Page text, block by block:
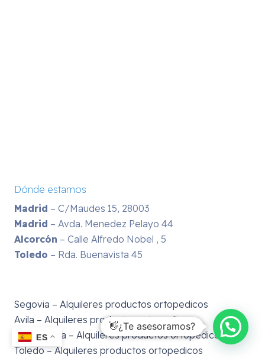
Dónde estamos
Madrid – C/Maudes 15, 28003
Madrid – Avda. Menedez Pelayo 44
Alcorcón – Calle Alfredo Nobel , 5
Toledo – Rda. Buenavista 45
Segovia – Alquileres productos ortopedicos
Avila – Alquileres productos ortopedicos
Guadalajara – Alquileres productos ortopedicos
Toledo – Alquileres productos ortopedicos
ES
👋¿Te asesoramos?